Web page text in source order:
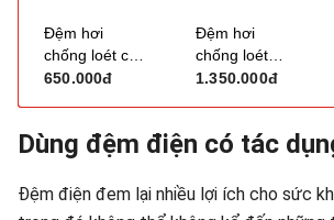
Đệm hơi
chống loét có
thông khí
650.000đ
Đệm hơi
chống loét
GBM-095B
1.350.000đ
Dùng đệm điện có tác
Đệm điện đem lại nhiều lợi ích cho sức